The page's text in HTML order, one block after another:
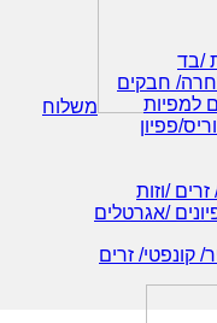
משלוח
/בד
חבקים
למפיות
פפיון
/וזות
/אגרטלים
קונפטי/ זרים